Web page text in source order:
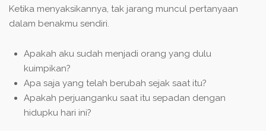
Ketika menyaksikannya, tak jarang muncul pertanyaan
dalam benakmu sendiri.
Apakah aku sudah menjadi orang yang dulu
kuimpikan?
Apa saja yang telah berubah sejak saat itu?
Apakah perjuanganku saat itu sepadan dengan
hidupku hari ini?